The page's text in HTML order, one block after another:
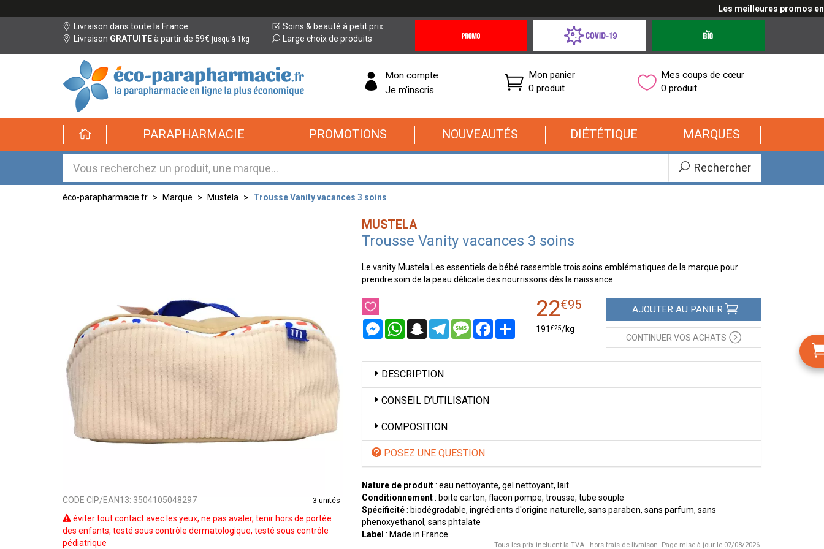
Les meilleures promos en
Livraison dans toute la France
Livraison GRATUITEà partir de 59€ jusqu’à 1kg
Soins & beauté à petit prix
Large choix de produits
Offres
Coronavirus
éco-
parapharmacie.fr
éco-
parapharmacie.fr
Mon compte
Je m’inscris
Mon panier
0 produit
Mes coups de cœur
0 produit
PARAPHARMACIE PROMOTIONS NOUVEAUTÉS DIÉTÉTIQUE MARQUES
Rechercher
éco-parapharmacie.fr Marque Mustela Trousse Vanity vacances 3 soins
CODE CIP/EAN13: 3504105048297 3 unités
éviter tout contact avec les yeux, ne pas avaler, tenir hors de portée
des enfants, testé sous contrôle dermatologique, testé sous contrôle
pédiatrique
MUSTELA
Trousse Vanity vacances 3 soins
Le vanity Mustela Les essentiels de bébé rassemble trois soins emblématiques de la marque pour
prendre soin de la peau délicate des nourrissons dès la naissance.
MessengerWhatsAppSnapchatTelegramMessageFacebookPartager
22€95
191 €25/kg
AJOUTER AU PANIER
CONTINUER VOS ACHATS
DESCRIPTION
CONSEIL D’UTILISATION
COMPOSITION
POSEZ UNE QUESTION
Nature de produit: eau nettoyante, gel nettoyant, lait
Conditionnement: boite carton, flacon pompe, trousse, tube souple
Spécificité: biodégradable, ingrédients d'origine naturelle, sans paraben, sans parfum, sans
phenoxyethanol, sans phtalate
Label : Made in France
Tous les prix incluent la TVA - hors frais de livraison. Page mise à jour le 07/08/2026.